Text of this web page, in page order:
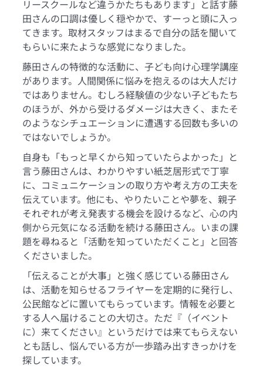
リースクールなど違うかたちもあります」と話す藤
田さんの口調は優しく穏やかで、すーっと頭に入っ
てきます。取材スタッフはまるで自分の話を聞いて
もらいに来たような感覚になりました。
藤田さんの特徴的な活動に、子ども向け心理学講座
があります。人間関係に悩みを抱えるのは大人だけ
ではありません。むしろ経験値の少ない子どもたち
のほうが、外から受けるダメージは大きく、またそ
のようなシチュエーションに遭遇する回数も多いの
ではないでしょうか。
自身も「もっと早くから知っていたらよかった」と
言う藤田さんは、わかりやすい紙芝居形式で丁寧
に、コミュニケーションの取り方や考え方の工夫を
伝えています。他にも、やりたいことや夢を、親子
それぞれが考え発表する機会を設けるなど、心の内
側から元気になる活動を続ける藤田さん。いまの課
題を尋ねると「活動を知っていただくこと」と回答
くださいました。
「伝えることが大事」と強く感じている藤田さん
は、活動を知らせるフライヤーを定期的に発行し、
公民館などに置いてもらっています。情報を必要と
する人へ届けることの大切さ。ただ『（イベント
に）来てください』というだけでは来てもらえない
とも話し、悩んでいる方が一歩踏み出すきっかけを
探しています。